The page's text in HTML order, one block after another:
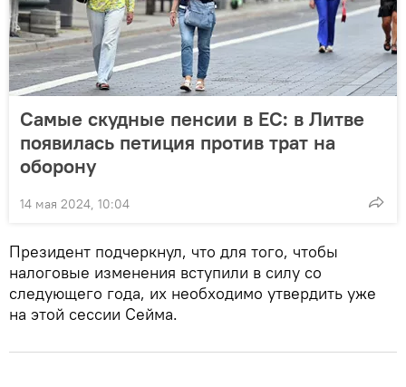
Самые скудные пенсии в ЕС: в Литве
появилась петиция против трат на
оборону
14 мая 2024, 10:04
Президент подчеркнул, что для того, чтобы
налоговые изменения вступили в силу со
следующего года, их необходимо утвердить уже
на этой сессии Сейма.